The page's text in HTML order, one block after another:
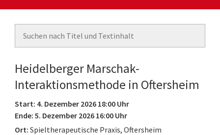
Heidelberger Marschak-
Interaktionsmethode in Oftersheim
Start: 4. Dezember 2026 18:00 Uhr
Ende: 5. Dezember 2026 16:00 Uhr
Ort: Spieltherapeutische Praxis, Oftersheim